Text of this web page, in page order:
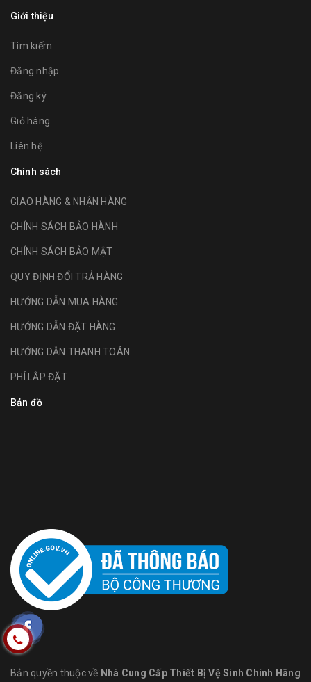
Giới thiệu
Tìm kiếm
Đăng nhập
Đăng ký
Giỏ hàng
Liên hệ
Chính sách
GIAO HÀNG & NHẬN HÀNG
CHÍNH SÁCH BẢO HÀNH
CHÍNH SÁCH BẢO MẬT
QUY ĐỊNH ĐỔI TRẢ HÀNG
HƯỚNG DẪN MUA HÀNG
HƯỚNG DẪN ĐẶT HÀNG
HƯỚNG DẪN THANH TOÁN
PHÍ LẮP ĐẶT
Bản đồ
Bản quyền thuộc về Nhà Cung Cấp Thiết Bị Vệ Sinh Chính Hãng